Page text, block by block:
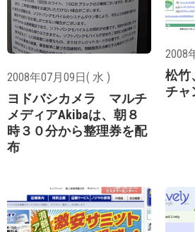
2008年07月09日( 水 )
ヨドバシカメラ マルチ
メディアAkibaは、朝８
時３０分から整理券を配
布
2008
松竹
チャ